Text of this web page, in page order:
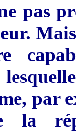
pas
par
la